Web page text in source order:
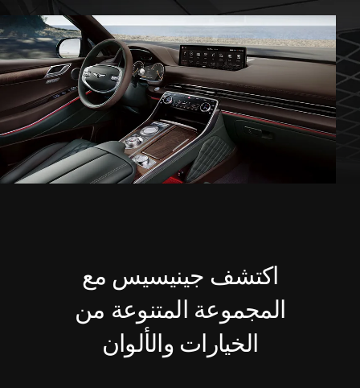
اكتشف جينيسيس مع
المجموعة المتنوعة من
الخيارات والألوان